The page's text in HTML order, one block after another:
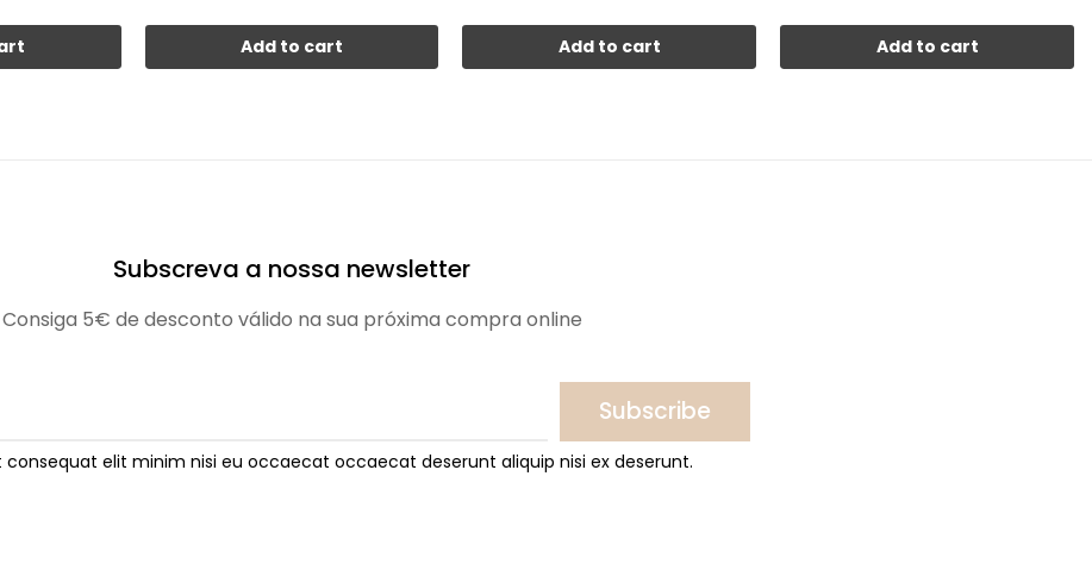
Add to cart Add to cart Add to cart
Subscreva a nossa newsletter
Consiga 5€ de desconto válido na sua próxima compra online
Subscribe
consequat elit minim nisi eu occaecat occaecat deserunt aliquip nisi ex deserunt.